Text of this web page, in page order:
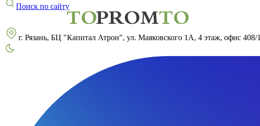
Поиск по сайту
г. Рязань, БЦ "Капитал Атрон", ул. Маяковского 1А, 4 этаж, офис 408/1